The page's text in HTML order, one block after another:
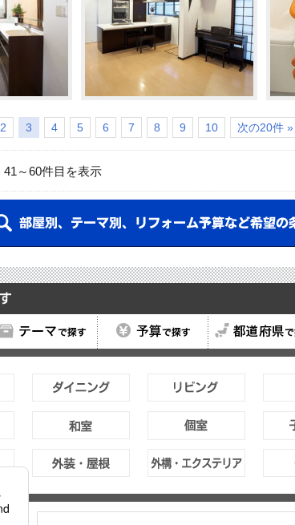
2 3 4 5 6 7 8 9 10 次の20件 »
41 ～60件目を表示